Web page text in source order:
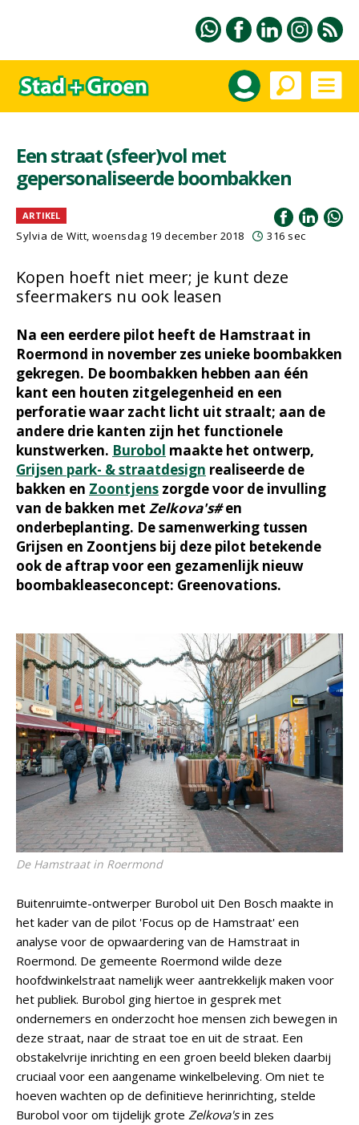
Een straat (sfeer)vol met
gepersonaliseerde boombakken
ARTIKEL
Sylvia de Witt, woensdag 19 december 2018 316 sec
Kopen hoeft niet meer; je kunt deze
sfeermakers nu ook leasen
Na een eerdere pilot heeft de Hamstraat in
Roermond in november zes unieke boombakken
gekregen. De boombakken hebben aan één
kant een houten zitgelegenheid en een
perforatie waar zacht licht uit straalt; aan de
andere drie kanten zijn het functionele
kunstwerken. Burobol maakte het ontwerp,
Grijsen park- & straatdesign realiseerde de
bakken en Zoontjens zorgde voor de invulling
van de bakken met Zelkova's#en
onderbeplanting. De samenwerking tussen
Grijsen en Zoontjens bij deze pilot betekende
ook de aftrap voor een gezamenlijk nieuw
boombakleaseconcept: Greenovations.
De Hamstraat in Roermond
Buitenruimte-ontwerper Burobol uit Den Bosch maakte in
het kader van de pilot 'Focus op de Hamstraat' een
analyse voor de opwaardering van de Hamstraat in
Roermond. De gemeente Roermond wilde deze
hoofdwinkelstraat namelijk weer aantrekkelijk maken voor
het publiek. Burobol ging hiertoe in gesprek met
ondernemers en onderzocht hoe mensen zich bewegen in
deze straat, naar de straat toe en uit de straat. Een
obstakelvrije inrichting en een groen beeld bleken daarbij
cruciaal voor een aangename winkelbeleving. Om niet te
hoeven wachten op de definitieve herinrichting, stelde
Burobol voor om tijdelijk grote Zelkova'sin zes